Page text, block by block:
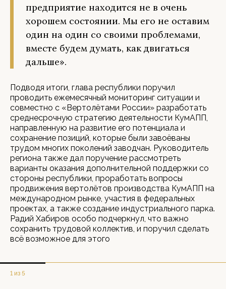
предприятие находится не в очень
хорошем состоянии. Мы его не оставим
один на один со своими проблемами,
вместе будем думать, как двигаться
дальше».
Подводя итоги, глава республики поручил
проводить ежемесячный мониторинг ситуации и
совместно с «Вертолётами России» разработать
среднесрочную стратегию деятельности КумАПП,
направленную на развитие его потенциала и
сохранение позиций, которые были завоёваны
трудом многих поколений заводчан. Руководитель
региона также дал поручение рассмотреть
варианты оказания дополнительной поддержки со
стороны республики, проработать вопросы
продвижения вертолётов производства КумАПП на
международном рынке, участия в федеральных
проектах, а также создание индустриального парка.
Радий Хабиров особо подчеркнул, что важно
сохранить трудовой коллектив, и поручил сделать
всё возможное для этого
1 из 5